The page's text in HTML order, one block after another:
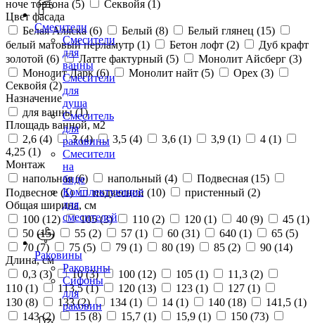
Смесители
Смесители
для
ванны
Смесители
для
душа
Смеситель
для
раковины
Смесители
на
биде
Комплектующие
для
смесителей
Раковины
Раковины
Сифоны
для
раковин
ноче тортона (5) Секвойя (1)
Цвет фасада
Белая Аляска (6) Белый (8) Белый глянец (15)
белый матовый перламутр (1) Бетон лофт (2)
Дуб крафт
золотой (6) Латте фактурный (5) Монолит Айсберг (3)
Монолит Дарк (6) Монолит найт (5) Орех (3)
Секвойя (2)
Назначение
для ванны (1)
Площадь ванной, м2
2,6 (4) 3 (4) 3,5 (4) 3,6 (1) 3,9 (1) 4 (1)
4,25 (1)
Монтаж
напольная (6) напольный (4) Подвесная (15)
Подвесное (1) подвесной (10) пристенный (2)
Общая ширина, см
100 (12) 105 (3) 110 (2) 120 (1) 40 (9) 45 (1)
50 (15) 55 (2) 57 (1) 60 (31) 640 (1) 65 (5)
70 (7) 75 (5) 79 (1) 80 (19) 85 (2) 90 (14)
Длина, см
0,3 (3) 10 (3) 100 (12) 105 (1) 11,3 (2)
110 (1) 113,5 (1) 120 (13) 123 (1) 127 (1)
130 (8) 133 (2) 134 (1) 14 (1) 140 (18) 141,5 (1)
143 (2) 15 (8) 15,7 (1) 15,9 (1) 150 (73)